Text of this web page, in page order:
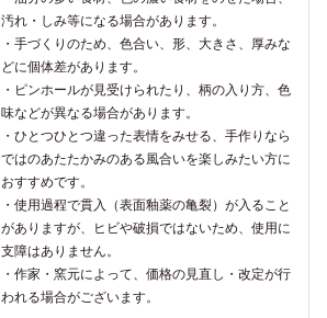
汚れ・しみ等になる場合があります。
・手づくりのため、色合い、形、大きさ、厚みな
どに個体差があります。
・ピンホールが見受けられたり、柄の入り方、色
味などが異なる場合があります。
・ひとつひとつ違った表情をみせる、手作りなら
ではのあたたかみのある風合いを楽しみたい方に
おすすめです。
・使用過程で貫入（表面釉薬の亀裂）が入ること
がありますが、ヒビや破損ではないため、使用に
支障はありません。
・作家・窯元によって、価格の見直し・改定が行
われる場合がございます。